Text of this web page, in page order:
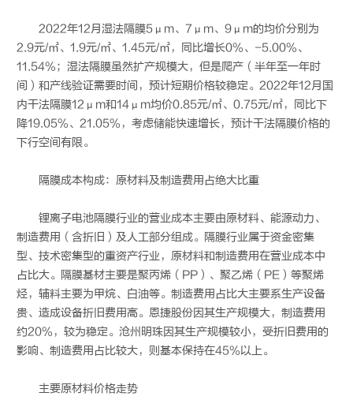
2022年12月湿法隔膜5μm、7μm、9μm的均价分别为
2.9元/㎡、1.9元/㎡、1.45元/㎡，同比增长0%、-5.00%、
11.54%；湿法隔膜虽然扩产规模大，但是爬产（半年至一年时
间）和产线验证需要时间，预计短期价格较稳定。2022年12月国
内干法隔膜12μm和14μm均价0.85元/㎡、0.75元/㎡，同比下
降19.05%、21.05%，考虑储能快速增长，预计干法隔膜价格的
下行空间有限。
隔膜成本构成：原材料及制造费用占绝大比重
锂离子电池隔膜行业的营业成本主要由原材料、能源动力、
制造费用（含折旧）及人工部分组成。隔膜行业属于资金密集
型、技术密集型的重资产行业，原材料和制造费用在营业成本中
占比大。隔膜基材主要是聚丙烯（PP）、聚乙烯（PE）等聚烯
烃，辅料主要为甲烷、白油等。制造费用占比大主要系生产设备
贵、造成设备折旧费用高。恩捷股份因其生产规模大，制造费用
约20%，较为稳定。沧州明珠因其生产规模较小，受折旧费用的
影响、制造费用占比较大，则基本保持在45%以上。
主要原材料价格走势